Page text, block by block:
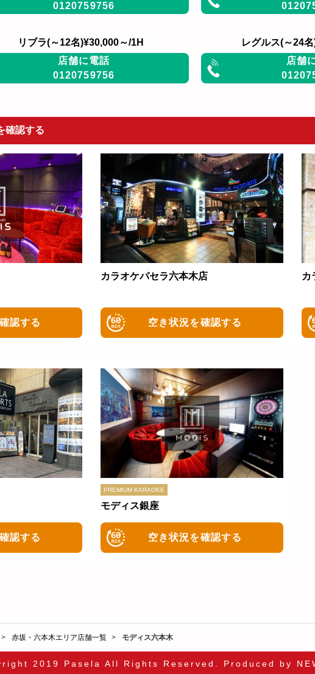
0120759756
リブラ(～12名)¥30,000～/1H
店舗に電話
0120759756
レグルス(～24
店舗
確認する
認する
カラオケパセラ六本木店
空き状況を確認する
カ
認する
モディス銀座
空き状況を確認する
赤坂・六本木エリア店舗一覧 モディス六本木
2019 Pasela All Rights Reserved. Produced by